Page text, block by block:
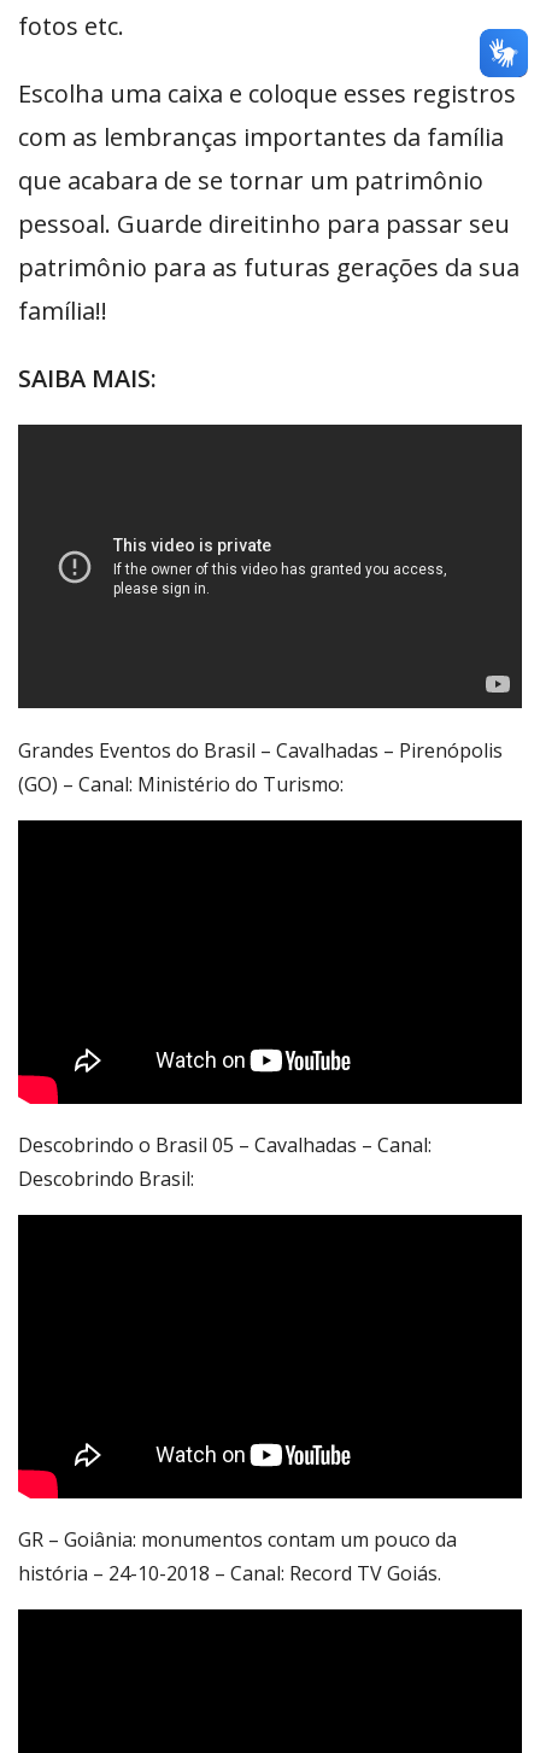
fotos etc.
Escolha uma caixa e coloque esses registros
com as lembranças importantes da família
que acabara de se tornar um patrimônio
pessoal. Guarde direitinho para passar seu
patrimônio para as futuras gerações da sua
família!!
SAIBA MAIS:
Grandes Eventos do Brasil – Cavalhadas – Pirenópolis
(GO) – Canal: Ministério do Turismo:
Descobrindo o Brasil 05 – Cavalhadas – Canal:
Descobrindo Brasil:
GR – Goiânia: monumentos contam um pouco da
história – 24-10-2018 – Canal: Record TV Goiás.